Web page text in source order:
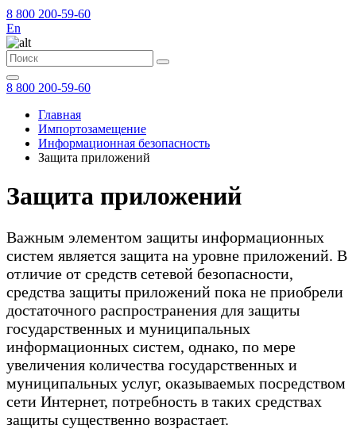
8 800 200-59-60
En
8 800 200-59-60
Главная
Импортозамещение
Информационная безопасность
Защита приложений
Защита приложений
Важным элементом защиты информационных
систем является защита на уровне приложений. В
отличие от средств сетевой безопасности,
средства защиты приложений пока не приобрели
достаточного распространения для защиты
государственных и муниципальных
информационных систем, однако, по мере
увеличения количества государственных и
муниципальных услуг, оказываемых посредством
сети Интернет, потребность в таких средствах
защиты существенно возрастает.